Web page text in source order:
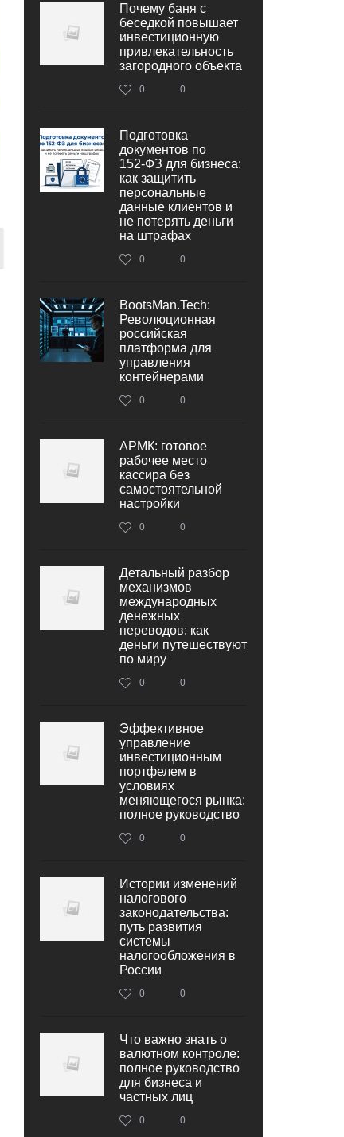
Почему баня с
беседкой повышает
инвестиционную
привлекательность
загородного объекта
0 0
Подготовка
документов по
152‑ФЗ для бизнеса:
как защитить
персональные
данные клиентов и
не потерять деньги
на штрафах
0 0
BootsMan.Tech:
Революционная
российская
платформа для
управления
контейнерами
0 0
АРМК: готовое
рабочее место
кассира без
самостоятельной
настройки
0 0
Детальный разбор
механизмов
международных
денежных
переводов: как
деньги путешествуют
по миру
0 0
Эффективное
управление
инвестиционным
портфелем в
условиях
меняющегося рынка:
полное руководство
0 0
Истории изменений
налогового
законодательства:
путь развития
системы
налогообложения в
России
0 0
Что важно знать о
валютном контроле:
полное руководство
для бизнеса и
частных лиц
0 0